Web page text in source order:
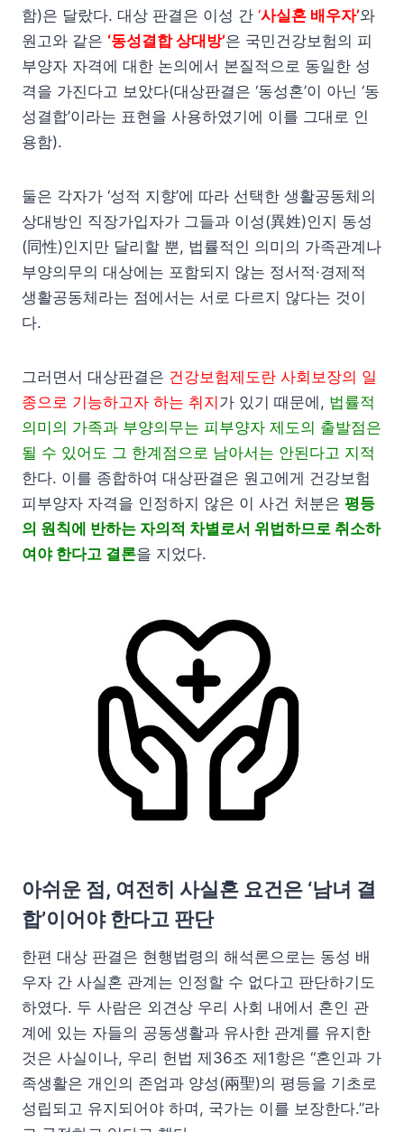
함)은 달랐다. 대상 판결은 이성 간 ‘사실혼 배우자’와
원고와 같은 ‘동성결합 상대방’은 국민건강보험의 피
부양자 자격에 대한 논의에서 본질적으로 동일한 성
격을 가진다고 보았다(대상판결은 ‘동성혼’이 아닌 ‘동
성결합’이라는 표현을 사용하였기에 이를 그대로 인
용함).
둘은 각자가 ‘성적 지향’에 따라 선택한 생활공동체의
상대방인 직장가입자가 그들과 이성(異姓)인지 동성
(同性)인지만 달리할 뿐, 법률적인 의미의 가족관계나
부양의무의 대상에는 포함되지 않는 정서적·경제적
생활공동체라는 점에서는 서로 다르지 않다는 것이
다.
그러면서 대상판결은 건강보험제도란 사회보장의 일
종으로 기능하고자 하는 취지가 있기 때문에, 법률적
의미의 가족과 부양의무는 피부양자 제도의 출발점은
될 수 있어도 그 한계점으로 남아서는 안된다고 지적
한다. 이를 종합하여 대상판결은 원고에게 건강보험
피부양자 자격을 인정하지 않은 이 사건 처분은 평등
의 원칙에 반하는 자의적 차별로서 위법하므로 취소하
여야 한다고 결론을 지었다.
아쉬운 점, 여전히 사실혼 요건은 ‘남녀 결
합’이어야 한다고 판단
한편 대상 판결은 현행법령의 해석론으로는 동성 배
우자 간 사실혼 관계는 인정할 수 없다고 판단하기도
하였다. 두 사람은 외견상 우리 사회 내에서 혼인 관
계에 있는 자들의 공동생활과 유사한 관계를 유지한
것은 사실이나, 우리 헌법 제36조 제1항은 “혼인과 가
족생활은 개인의 존엄과 양성(兩聖)의 평등을 기초로
성립되고 유지되어야 하며, 국가는 이를 보장한다.”라